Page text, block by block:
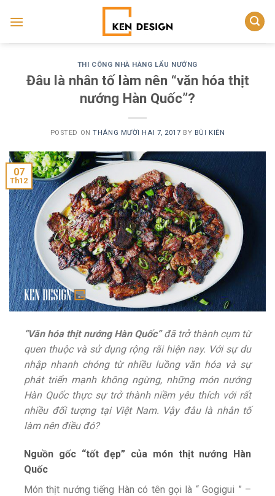
THI CÔNG NHÀ HÀNG LẨU NƯỚNG
Đâu là nhân tố làm nên “văn hóa thịt
nướng Hàn Quốc”?
POSTED ONTHÁNG MƯỜI HAI 7, 2017 BY BÙI KIÊN
07
Th12
“Văn hóa thịt nướng Hàn Quốc”đã trở thành cụm từ
quen thuộc và sử dụng rộng rãi hiện nay. Với sự du
nhập nhanh chóng từ nhiều luồng văn hóa và sự
phát triển mạnh không ngừng, những món nướng
Hàn Quốc thực sự trở thành niềm yêu thích với rất
nhiều đối tượng tại Việt Nam. Vậy đâu là nhân tố
làm nên điều đó?
Nguồn gốc “tốt đẹp” của món thịt nướng Hàn
Quốc
Món thịt nướng tiếng Hàn có tên gọi là “ Gogigui ” –